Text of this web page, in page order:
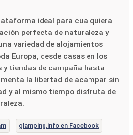
ideal para cualquiera
perfecta de naturaleza y
variedad de alojamientos
Europa, desde casas en los
y tiendas de campaña hasta
la libertad de acampar sin
y al mismo tiempo disfruta de
glamping.info en Facebook